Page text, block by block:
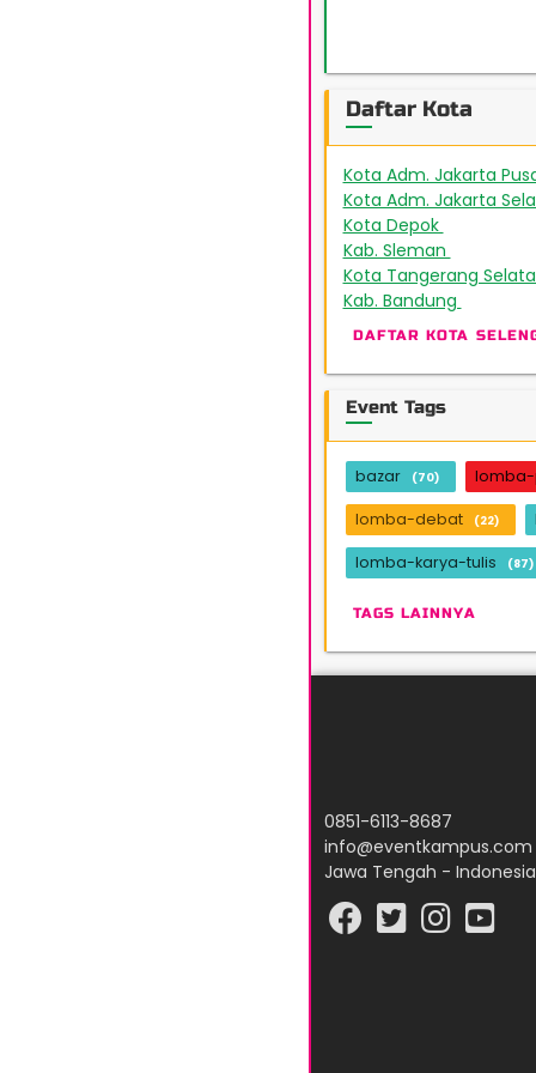
Daftar Kota
Kota Adm. Jakarta
Kota Adm. Jakarta
Kota Depok
Kab. Sleman
Kota Tangerang
Kab. Bandung
DAFTAR KOTA
Event Tags
bazar (70)
lomba-debat (22)
lomba-karya-tulis (87)
TAGS LAINNYA
0851-6113-8687
info@eventkampus.com
Jawa Tengah - Indonesia